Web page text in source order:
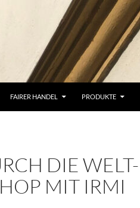
FAIRER HANDEL PRODUKTE
DIE WELT-
MIT IRMI